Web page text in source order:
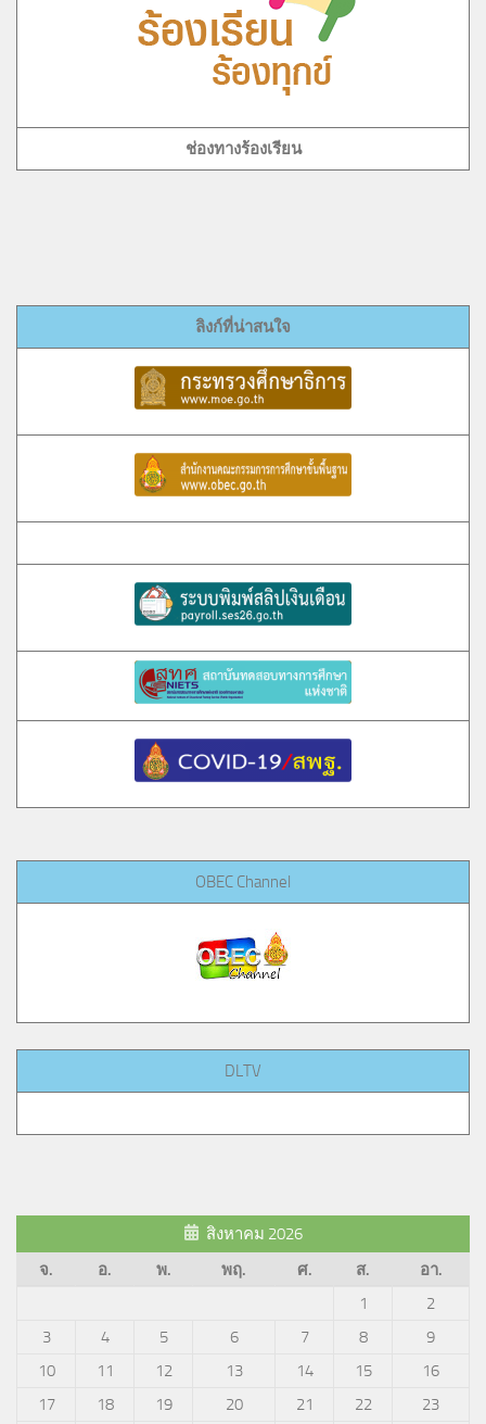
ช่องทางร้องเรียน
ลิงก์ที่น่าสนใจ
OBEC Channel
DLTV
สิงหาคม 2026
จ.
อ. พ. พฤ. ศ. ส.
อา.
1
2
3
4 5 6 7 8
9
10
11 12 13 14 15
16
17
18 19 20 21 22 23